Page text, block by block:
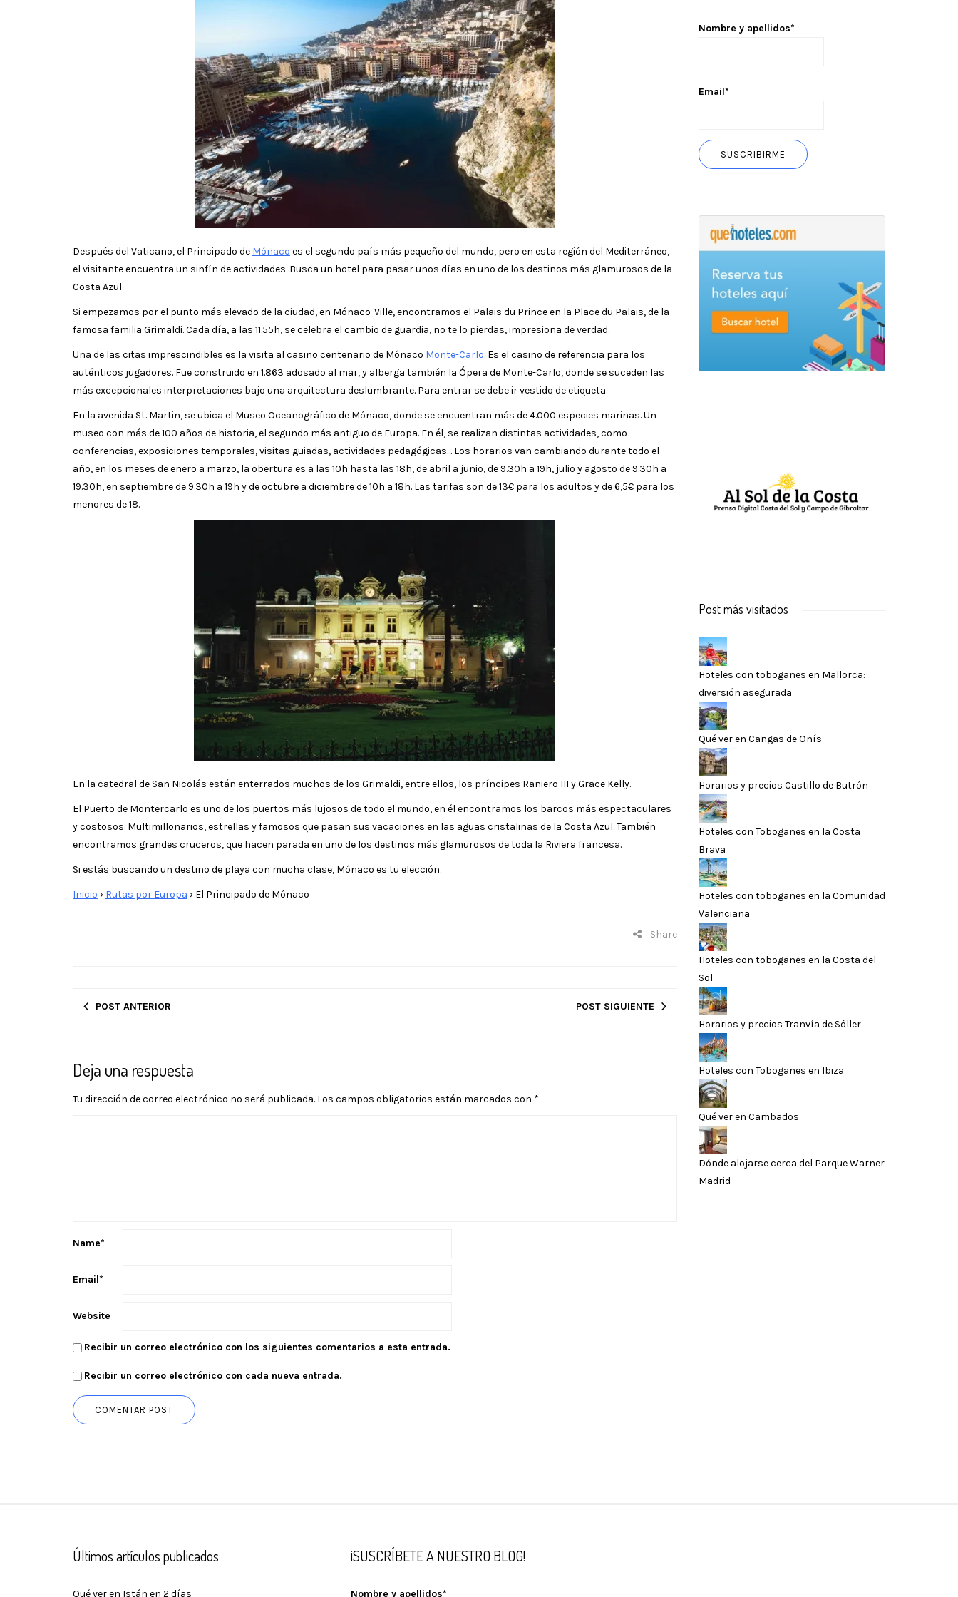
Después del Vaticano, el Principado de Mónaco es el segundo país más pequeño del mundo, pero en esta región del Mediterráneo,
el visitante encuentra un sinfín de actividades. Busca un hotel para pasar unos días en uno de los destinos más glamurosos de la
Costa Azul.
Si empezamos por el punto más elevado de la ciudad, en Mónaco-Ville, encontramos el Palais du Prince en la Place du Palais, de la
famosa familia Grimaldi. Cada día, a las 11.55h, se celebra el cambio de guardia, no te lo pierdas, impresiona de verdad.
Una de las citas imprescindibles es la visita al casino centenario de Mónaco Monte-Carlo. Es el casino de referencia para los
auténticos jugadores. Fue construido en 1.863 adosado al mar, y alberga también la Ópera de Monte-Carlo, donde se suceden las
más excepcionales interpretaciones bajo una arquitectura deslumbrante. Para entrar se debe ir vestido de etiqueta.
En la avenida St. Martin, se ubica el Museo Oceanográfico de Mónaco, donde se encuentran más de 4.000 especies marinas. Un
museo con más de 100 años de historia, el segundo más antiguo de Europa. En él, se realizan distintas actividades, como
conferencias, exposiciones temporales, visitas guiadas, actividades pedagógicas… Los horarios van cambiando durante todo el
año, en los meses de enero a marzo, la obertura es a las 10h hasta las 18h, de abril a junio, de 9.30h a 19h, julio y agosto de 9.30h a
19.30h, en septiembre de 9.30h a 19h y de octubre a diciembre de 10h a 18h. Las tarifas son de 13€ para los adultos y de 6,5€ para los
menores de 18.
En la catedral de San Nicolás están enterrados muchos de los Grimaldi, entre ellos, los príncipes Raniero III y Grace Kelly.
El Puerto de Montercarlo es uno de los puertos más lujosos de todo el mundo, en él encontramos los barcos más espectaculares
y costosos. Multimillonarios, estrellas y famosos que pasan sus vacaciones en las aguas cristalinas de la Costa Azul. También
encontramos grandes cruceros, que hacen parada en uno de los destinos más glamurosos de toda la Riviera francesa.
Si estás buscando un destino de playa con mucha clase, Mónaco es tu elección.
Inicio › Rutas por Europa › El Principado de Mónaco
Share
POST ANTERIOR POST SIGUIENTE
Deja una respuesta
Tu dirección de correo electrónico no será publicada. Los campos obligatorios están marcados con *
Name*
Email*
Website
Recibir un correo electrónico con los siguientes comentarios a esta entrada.
Recibir un correo electrónico con cada nueva entrada.
Nombre y apellidos*
Email*
Post más visitados
Hoteles con toboganes en Mallorca:
diversión asegurada
Qué ver en Cangas de Onís
Horarios y precios Castillo de Butrón
Hoteles con Toboganes en la Costa
Brava
Hoteles con toboganes en la Comunidad
Valenciana
Hoteles con toboganes en la Costa del
Sol
Horarios y precios Tranvía de Sóller
Hoteles con Toboganes en Ibiza
Qué ver en Cambados
Dónde alojarse cerca del Parque Warner
Madrid
Últimos artículos publicados
Qué ver en Istán en 2 días
¡SUSCRÍBETE A NUESTRO BLOG!
Nombre y apellidos*